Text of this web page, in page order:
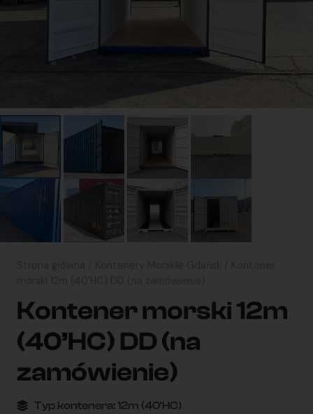
Kontener morski 12m
(40’HC) DD (na
zamówienie)
Typ kontenera:12m (40'HC)